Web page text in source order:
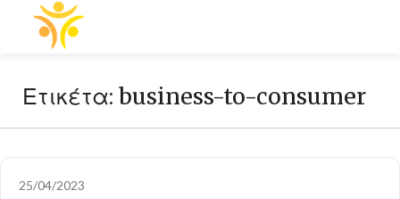
Ετικέτα: business-to-consumer
25/04/2023